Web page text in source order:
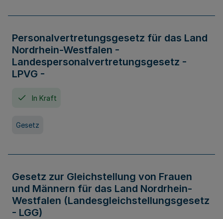
Personalvertretungsgesetz für das Land
Nordrhein-Westfalen -
Landespersonalvertretungsgesetz -
LPVG -
In Kraft
Gesetz
Gesetz zur Gleichstellung von Frauen
und Männern für das Land Nordrhein-
Westfalen (Landesgleichstellungsgesetz
- LGG)